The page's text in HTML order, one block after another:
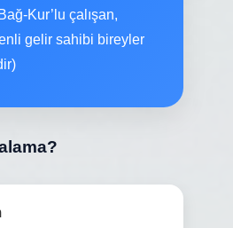
Kur’lu çalışan,
gelir sahibi bireyler